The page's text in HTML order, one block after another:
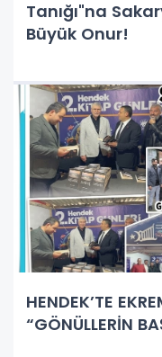
Tanığı"na
Büyük Onur!
HENDEK’TE
“GÖNÜLLERİN